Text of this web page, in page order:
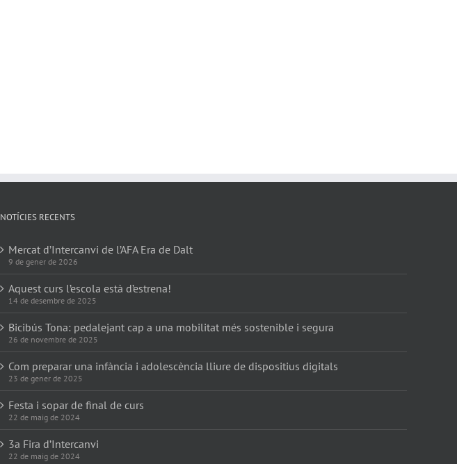
NOTÍCIES RECENTS
Mercat d’Intercanvi de l’AFA Era de Dalt
9 de gener de 2026
Aquest curs l’escola està d’estrena!
14 de desembre de 2025
Bicibús Tona: pedalejant cap a una mobilitat més sostenible i segura
26 de novembre de 2025
Com preparar una infància i adolescència lliure de dispositius digitals
23 de gener de 2025
Festa i sopar de final de curs
22 de maig de 2024
3a Fira d’Intercanvi
22 de maig de 2024